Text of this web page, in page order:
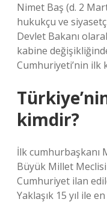
Nimet Baş (d. 2
hukukçu ve
Devlet Bakanı
kabine
Cumhuriyeti’nin ilk
kimdir?
İlk cumhurbaşkanı
Büyük Millet Meclisi
Cumhuriyet ilan
Yaklaşık 15 yıl ile